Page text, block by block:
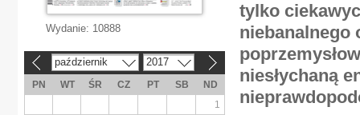
tylko
niebanalnego
niesłychaną
Wydanie: 10888
październik 2017
PN WT ŚR CZ PT SB
ND
1